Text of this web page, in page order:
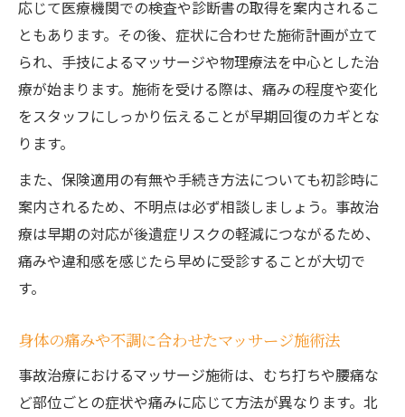
応じて医療機関での検査や診断書の取得を案内されるこ
ともあります。その後、症状に合わせた施術計画が立て
られ、手技によるマッサージや物理療法を中心とした治
療が始まります。施術を受ける際は、痛みの程度や変化
をスタッフにしっかり伝えることが早期回復のカギとな
ります。
また、保険適用の有無や手続き方法についても初診時に
案内されるため、不明点は必ず相談しましょう。事故治
療は早期の対応が後遺症リスクの軽減につながるため、
痛みや違和感を感じたら早めに受診することが大切で
す。
身体の痛みや不調に合わせたマッサージ施術法
事故治療におけるマッサージ施術は、むち打ちや腰痛な
ど部位ごとの症状や痛みに応じて方法が異なります。北